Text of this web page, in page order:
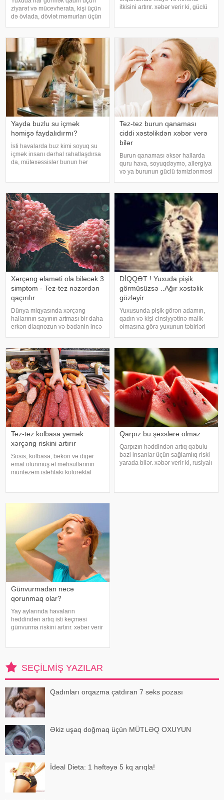
ziyarət və mücevherata, kişi üçün
də övlada, dövlət məmurları üçün
bərəkətinə, tacir üçün çox quru,
xalq üçün yaxşı bir idarəy
itkisini artırır. xəbər verir ki, güclü
ürəkbulanma kimi hallara səbəb
Yayda buzlu su içmək
həmişə faydalıdırmı?
İsti havalarda buz kimi soyuq su
içmək insanı dərhal rahatlaşdırsa
da, mütəxəssislər bunun hər
insanın kifayət qədə
Tez-tez burun qanaması
ciddi xəstəlikdən xəbər verə
bilər
Burun qanaması əksər hallarda
quru hava, soyuqdəymə, allergiya
və ya burunun güclü təmizlənməsi
tez-tez təkrarlanır, çox olursa və
ya çətin dayanırsa, mütlə
Xərçəng əlaməti ola biləcək 3
simptom - Tez-tez nəzərdən
qaçırılır
Dünya miqyasında xərçəng
hallarının sayının artması bir daha
erkən diaqnozun və bədənin incə
vurğulayır. Məşhur inancın əksinə
olaraq, xərçəng növləri həmişə
ağı
DİQQƏT ! Yuxuda pişik
görmüsüzsə ..Ağır xəstəlik
gözləyir
Yuxusunda pişik görən adamın,
qadın və kişi cinsiyyətinə malik
olmasına görə yuxunun təbirləri
həyatında diqqətsiz bir şəxsiyyətə
sahib olduğu, ətrafındak
Tez-tez kolbasa yemək
xərçəng riskini artırır
Sosis, kolbasa, bekon və digər
emal olunmuş ət məhsullarının
müntəzəm istehlakı kolorektal
Nazirliyinin Milli Kliniki
Qarpız bu şəxslərə olmaz
Qarpızın həddindən artıq qəbulu
bəzi insanlar üçün sağlamlıq riski
yarada bilər. xəbər verir ki, rusiyalı
Günvurmadan necə
qorunmaq olar?
Yay aylarında havaların
həddindən artıq isti keçməsi
günvurma riskini artırır. xəbər verir
Günvurmadan qorunma
SEÇILMIŞ YAZILAR
Qadınları orqazma çatdıran 7 seks pozası
Əkiz uşaq doğmaq üçün MÜTLƏQ OXUYUN
İdeal Dieta: 1 həftəyə 5 kq arıqla!